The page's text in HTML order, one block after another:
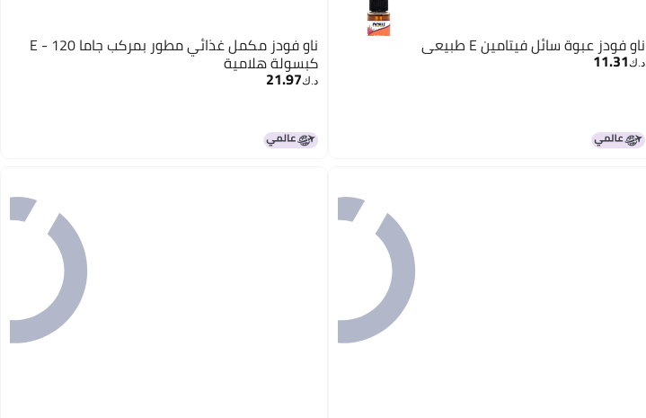
ناو فودز عبوة سائل فيتامين E طبيعي
د.ك‏11.31
ناو فودز مكمل غذائي مطور بمركب جاما E - 120
كبسولة هلامية
د.ك‏21.97